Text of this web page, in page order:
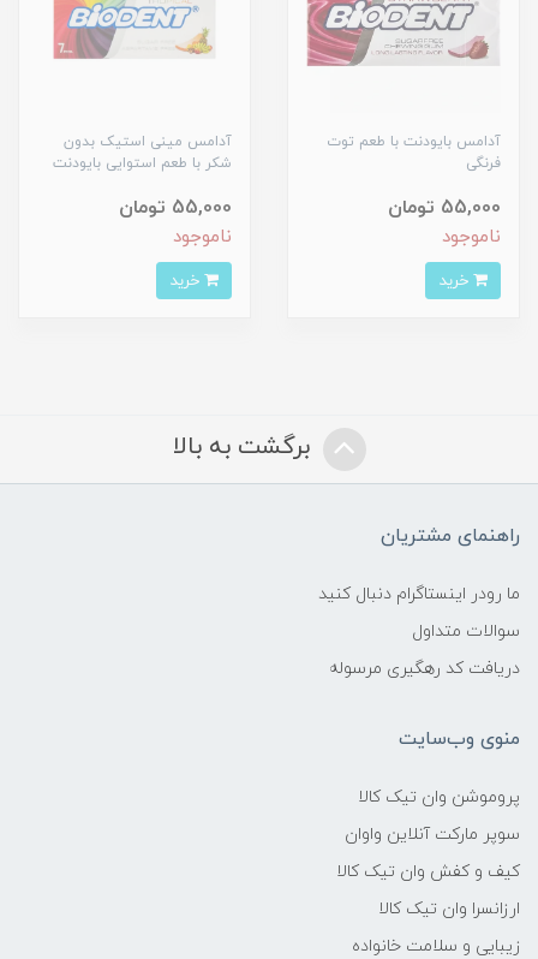
آدامس بایودنت با طعم توت
فرنگی
55,000 تومان
ناموجود
آدامس مینی استیک بدون
شکر با طعم استوایی بایودنت
55,000 تومان
ناموجود
برگشت به بالا
راهنمای مشتریان
ما رودر اینستاگرام دنبال کنید
سوالات متداول
دریافت کد رهگیری مرسوله
منوی وب‌سایت
پروموشن وان تیک کالا
سوپر مارکت آنلاین واوان
کیف و کفش وان تیک کالا
ارزانسرا وان تیک کالا
زیبایی و سلامت خانواده